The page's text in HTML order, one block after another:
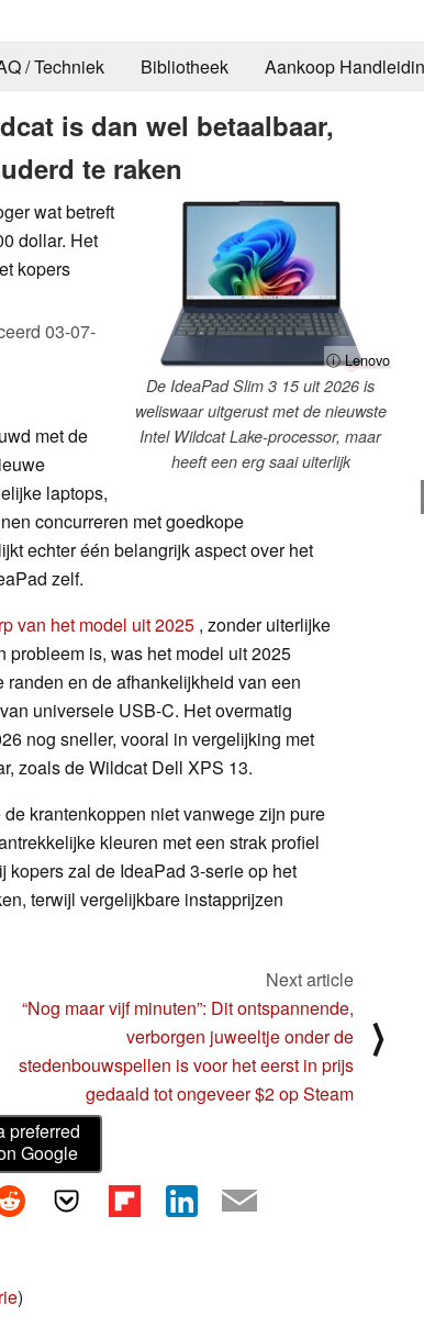
/ Techniek Bibliotheek Aankoop
is dan wel betaalbaar,
te raken
ⓘ Lenovo
De IdeaPad Slim 3 15 uit 2026 is
weliswaar uitgerust met de nieuwste
Intel Wildcat Lake-processor, maar
heeft een erg saai uiterlijk
wat betreft
dollar. Het
kopers
03-07-
met de
laptops,
concurreren met goedkope
echter één belangrijk aspect over het
zelf.
van het model uit 2025 , zonder uiterlijke
is, was het model uit 2025
en de afhankelijkheid van een
universele USB-C. Het overmatig
nog sneller, vooral in vergelijking met
zoals de Wildcat Dell XPS 13.
krantenkoppen niet vanwege zijn pure
kleuren met een strak profiel
kopers zal de IdeaPad 3-serie op het
terwijl vergelijkbare instapprijzen
Next article
“Nog maar vijf minuten”: Dit ontspannende,
verborgen juweeltje onder de
stedenbouwspellen is voor het eerst in prijs
gedaald tot ongeveer $2 op Steam
⟩
preferred
Google
)